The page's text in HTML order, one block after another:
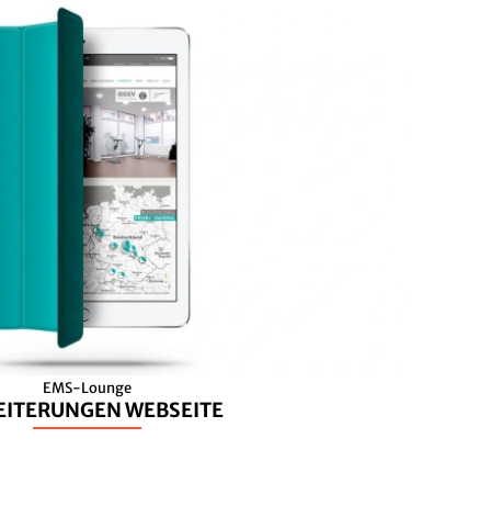
EMS-Lounge
WEBSEITE